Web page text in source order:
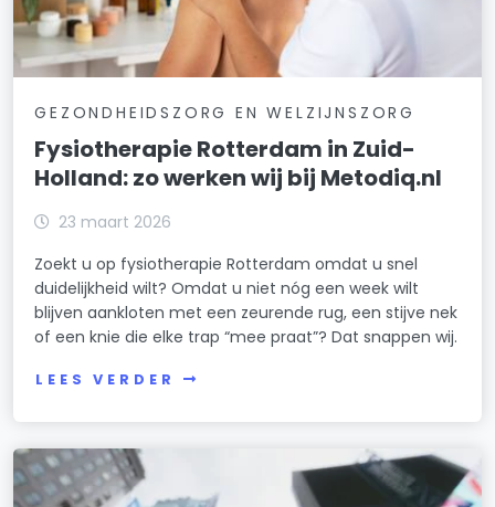
GEZONDHEIDSZORG EN WELZIJNSZORG
Fysiotherapie Rotterdam in Zuid-
Holland: zo werken wij bij Metodiq.nl
23 maart 2026
Zoekt u op fysiotherapie Rotterdam omdat u snel
duidelijkheid wilt? Omdat u niet nóg een week wilt
blijven aankloten met een zeurende rug, een stijve nek
of een knie die elke trap “mee praat”? Dat snappen wij.
LEES VERDER